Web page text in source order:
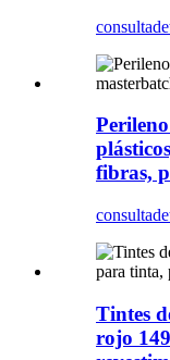
consulta
fibras,
consulta
Tintes
rojo